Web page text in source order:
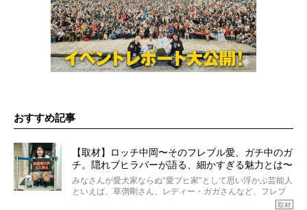
おすすめ記事
【取材】ロッチ中岡〜そのフレブル愛、ガチ中のガ
チ。隠れブヒラバーが語る、細かすぎる魅力とは〜
【前編】
みなさんが愛犬家ならぬ“愛ブヒ家”として思い浮かぶ芸能人
といえば、草彅剛さん、レディー・ガガさんなど、フレブ
ルを飼っている方が多いと思います。が、ロッチ中岡さん取材